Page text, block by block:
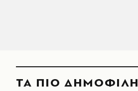
ΤΑ ΠΙΟ ΔΗΜΟΦΙΛΗ